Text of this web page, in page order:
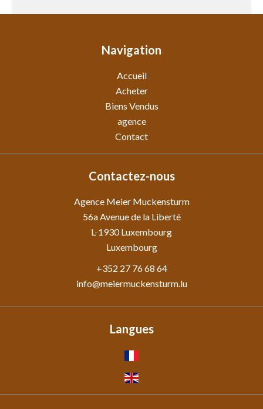
Navigation
Accueil
Acheter
Biens Vendus
agence
Contact
Contactez-nous
Agence Meier Muckensturm
56a Avenue de la Liberté
L-1930Luxembourg
Luxembourg
+352 27 76 68 64
info@meiermuckensturm.lu
Langues